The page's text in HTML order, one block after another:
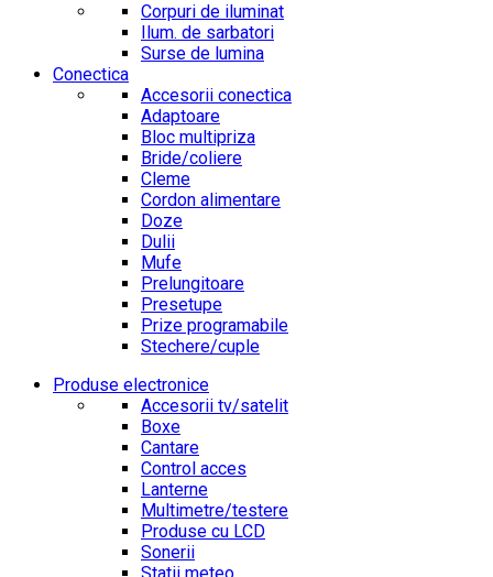
Corpuri de iluminat
Ilum. de sarbatori
Surse de lumina
Conectica
Accesorii conectica
Adaptoare
Bloc multipriza
Bride/coliere
Cleme
Cordon alimentare
Doze
Dulii
Mufe
Prelungitoare
Presetupe
Prize programabile
Stechere/cuple
Produse electronice
Accesorii tv/satelit
Boxe
Cantare
Control acces
Lanterne
Multimetre/testere
Produse cu LCD
Sonerii